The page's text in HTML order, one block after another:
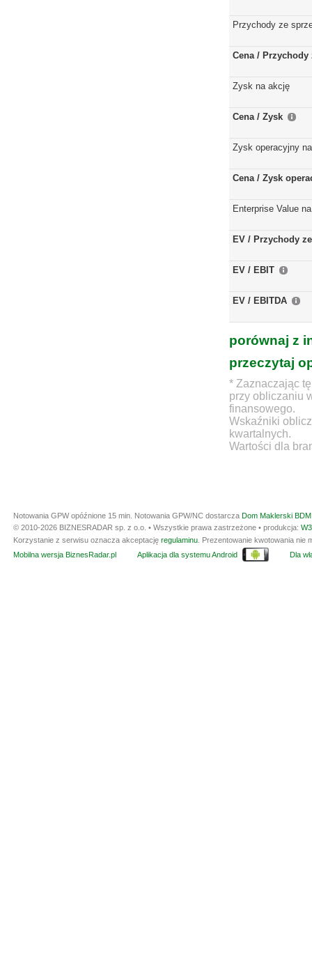
Przychody ze
Cena / Przychody
Zysk na akcję
Cena / Zysk
Zysk operacyjny
Cena / Zysk
Enterprise Value
EV / Przychody
EV / EBIT
EV / EBITDA
porównaj z
przeczytaj
* Zaznaczając
przy obliczaniu
finansowego.
Wskaźniki
kwartalnych.
Wartości dla
Notowania GPW opóźnione 15 min. Notowania GPW/NC dostarcza Dom Maklerski
© 2010-2026 BIZNESRADAR sp. z o.o. • Wszystkie prawa zastrzeżone • produkcja:
Korzystanie z serwisu oznacza akceptację regulaminu . Prezentowanie kwotowania
Mobilna wersja BiznesRadar.pl
Aplikacja dla systemu Android Dla